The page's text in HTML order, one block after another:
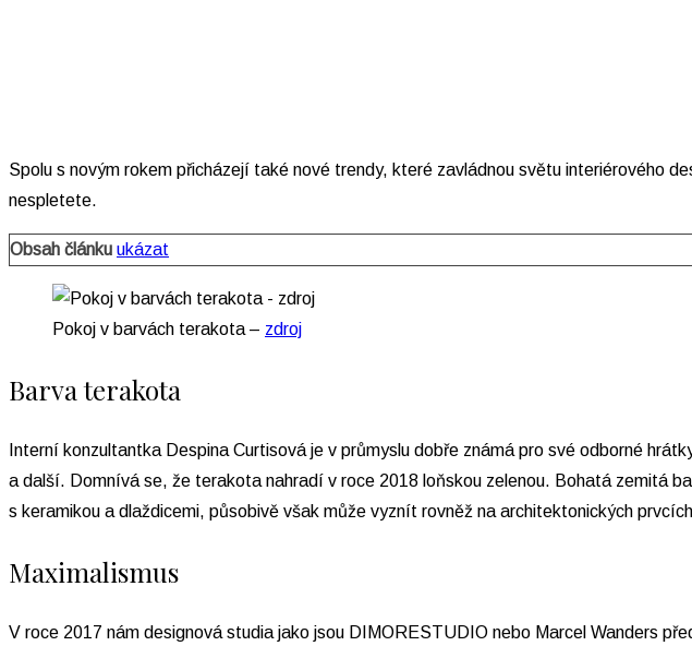
Spolu s novým rokem přicházejí také nové trendy, které zavládnou světu interiérového
nespletete.
Obsah článku ukázat
Pokoj v barvách terakota – zdroj
Barva terakota
Interní konzultantka Despina Curtisová je v průmyslu dobře známá pro své odborné
a další. Domnívá se, že terakota nahradí v roce 2018 loňskou zelenou. Bohatá zemitá
s keramikou a dlaždicemi, působivě však může vyznít rovněž na architektonických
Maximalismus
V roce 2017 nám designová studia jako jsou DIMORESTUDIO nebo Marcel Wanders